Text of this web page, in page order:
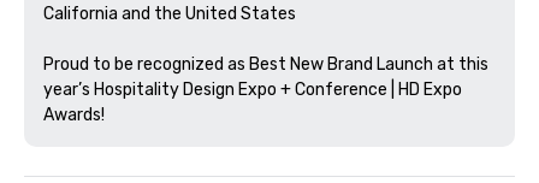
California and the United States
Proud to be recognized as Best New Brand Launch at this
year’s Hospitality Design Expo + Conference | HD Expo
Awards!